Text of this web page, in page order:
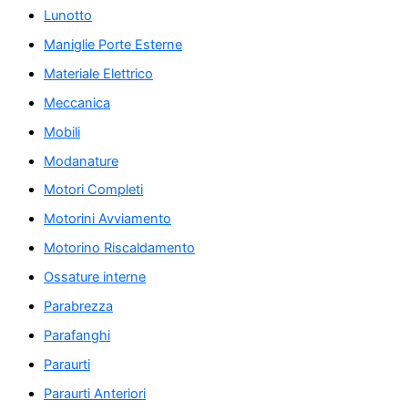
Lunotto
Maniglie Porte Esterne
Materiale Elettrico
Meccanica
Mobili
Modanature
Motori Completi
Motorini Avviamento
Motorino Riscaldamento
Ossature interne
Parabrezza
Parafanghi
Paraurti
Paraurti Anteriori